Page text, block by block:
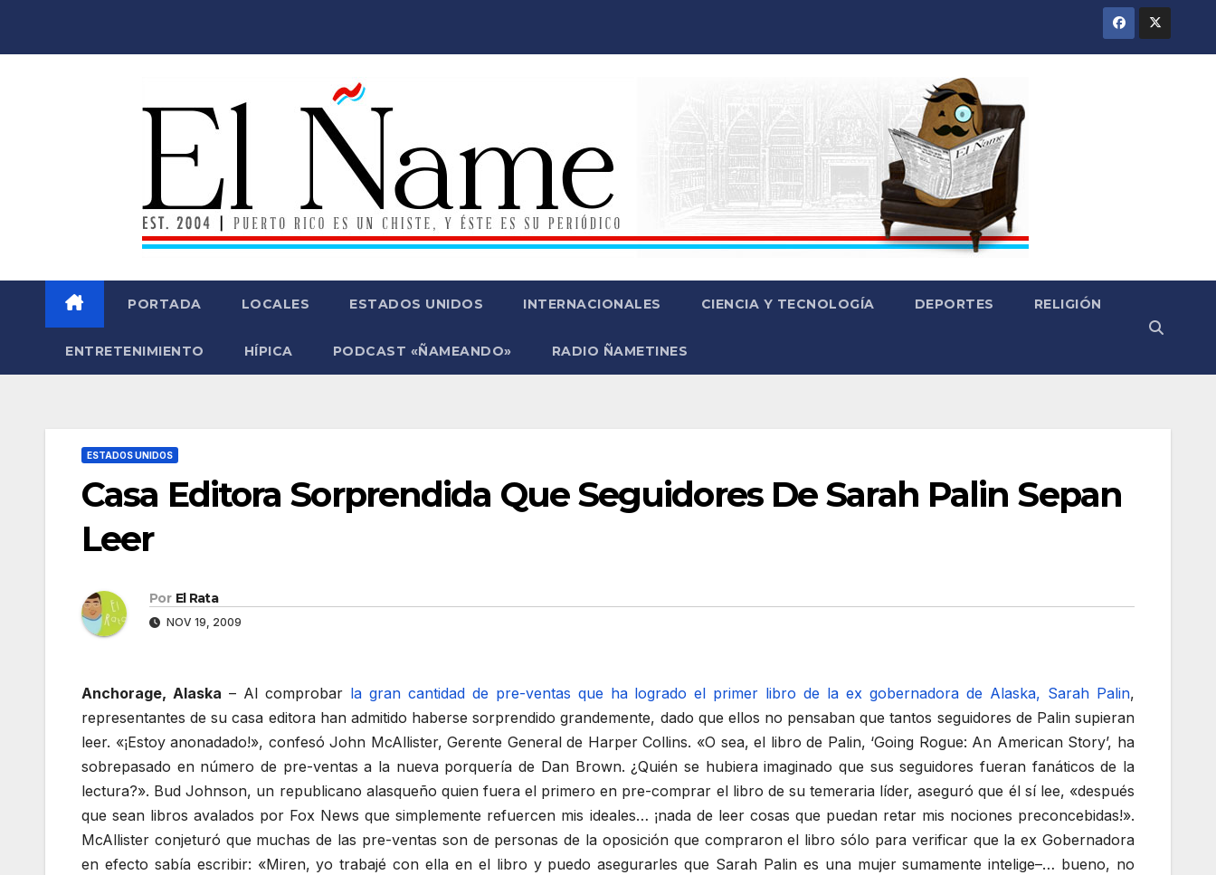
PORTADA LOCALES ESTADOS UNIDOS INTERNACIONALES CIENCIA Y TECNOLOGÍA DEPORTES RELIGIÓN
ENTRETENIMIENTO HÍPICA PODCAST «ÑAMEANDO» RADIO ÑAMETINES
ESTADOS UNIDOS
Casa Editora Sorprendida Que Seguidores De Sarah Palin Sepan
Leer
Por El Rata
NOV 19, 2009
Anchorage, Alaska – Al comprobar la gran cantidad de pre-ventas que ha logrado el primer libro de la ex gobernadora de Alaska, Sarah Palin,
representantes de su casa editora han admitido haberse sorprendido grandemente, dado que ellos no pensaban que tantos seguidores de Palin supieran
leer. «¡Estoy anonadado!», confesó John McAllister, Gerente General de Harper Collins. «O sea, el libro de Palin, ‘Going Rogue: An American Story’, ha
sobrepasado en número de pre-ventas a la nueva porquería de Dan Brown. ¿Quién se hubiera imaginado que sus seguidores fueran fanáticos de la
lectura?». Bud Johnson, un republicano alasqueño quien fuera el primero en pre-comprar el libro de su temeraria líder, aseguró que él sí lee, «después
que sean libros avalados por Fox News que simplemente refuercen mis ideales… ¡nada de leer cosas que puedan retar mis nociones preconcebidas!».
McAllister conjeturó que muchas de las pre-ventas son de personas de la oposición que compraron el libro sólo para verificar que la ex Gobernadora
en efecto sabía escribir: «Miren, yo trabajé con ella en el libro y puedo asegurarles que Sarah Palin es una mujer sumamente intelige–… bueno, no